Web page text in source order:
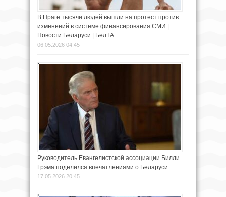
В Праге тысячи людей вышли на протест против
изменений в системе финансирования СМИ |
Новости Беларуси | БелТА
06.05.2026 04:45
Руководитель Евангелистской ассоциации Билли
Грэма поделился впечатлениями о Беларуси
17.05.2026 20:45